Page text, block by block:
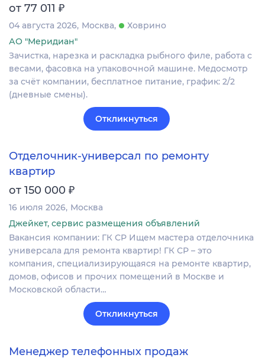
от 77 011 ₽
04 августа 2026 Москва
Ховрино
АО "Меридиан"
Зачистка, нарезка и раскладка рыбного филе, работа с
весами, фасовка на упаковочной машине. Медосмотр
за счёт компании, бесплатное питание, график: 2/2
(дневные смены).
Откликнуться
Отделочник-универсал по ремонту
квартир
от 150 000 ₽
16 июля 2026 Москва
Джейкет, сервис размещения объявлений
Вакансия компании: ГК СР Ищем мастера отделочника
универсала для ремонта квартир! ГК СР – это
компания, специализирующаяся на ремонте квартир,
домов, офисов и прочих помещений в Москве и
Московской области…
Откликнуться
Менеджер телефонных продаж